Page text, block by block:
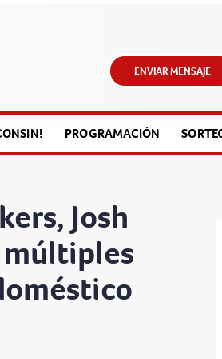
ENVIAR MENSAJE
PROGRAMACIÓN
Josh
múltiples